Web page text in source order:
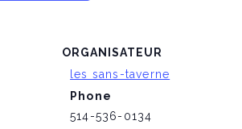
ORGANISATEUR
les sans-taverne
Phone
514-536-0134